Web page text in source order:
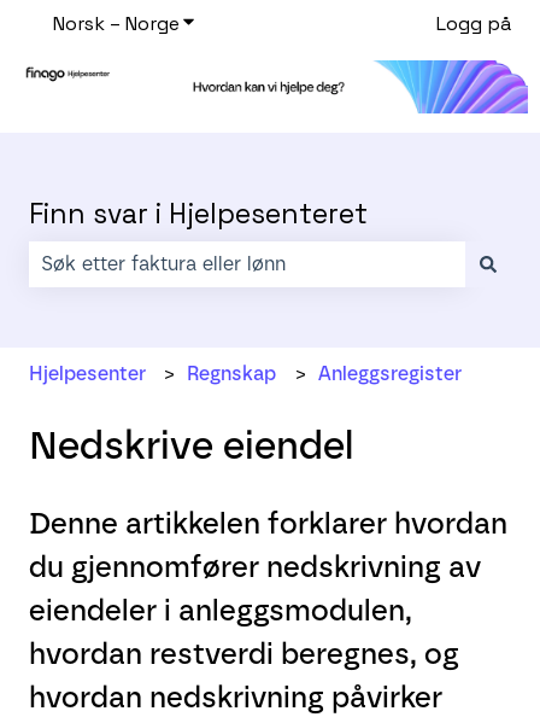
Norsk – NorgeVis undermeny for oversettelserLogg på
Finn svar i Hjelpesenteret
Hjelpesenter Regnskap Anleggsregister
Nedskrive eiendel
Denne artikkelen forklarer hvordan
du gjennomfører nedskrivning av
eiendeler i anleggsmodulen,
hvordan restverdi beregnes, og
hvordan nedskrivning påvirker